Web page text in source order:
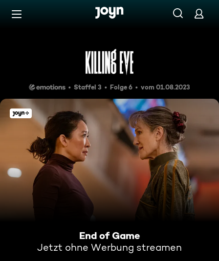
Zum Inhalt springen
End of Game
Staffel 3 Folge 6 vom 01.08.2023
End of Game
Jetzt ohne Werbung streamen